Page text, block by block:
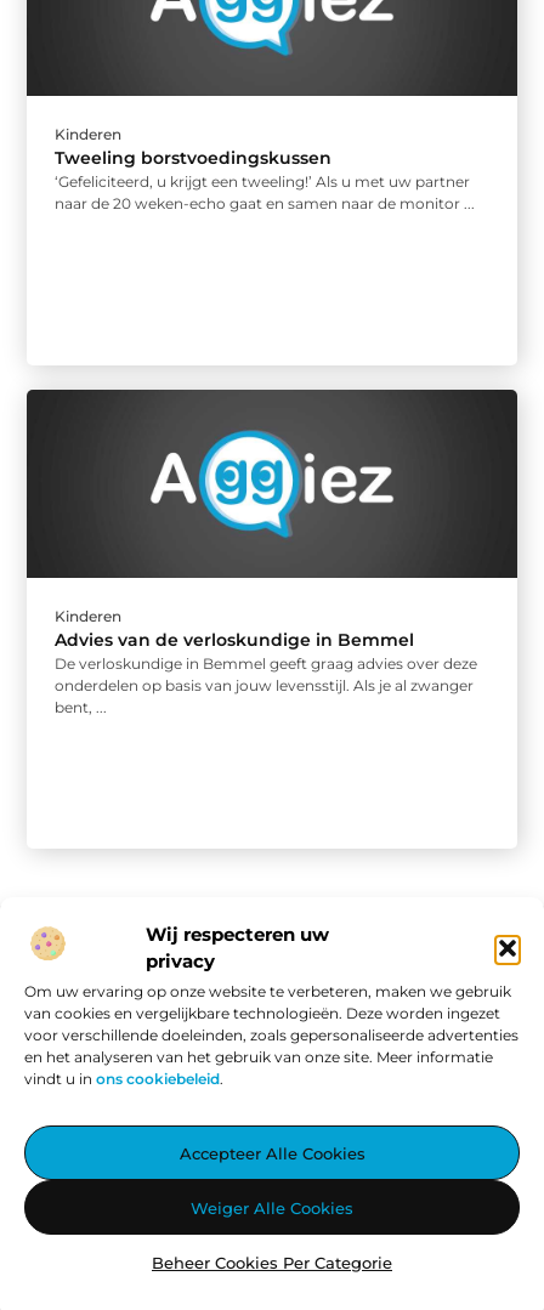
Wij respecteren uw
privacy
Om uw ervaring op onze website te verbeteren, maken we gebruik
van cookies en vergelijkbare technologieën. Deze worden ingezet
voor verschillende doeleinden, zoals gepersonaliseerde advertenties
en het analyseren van het gebruik van onze site. Meer informatie
vindt u in ons cookiebeleid.
Accepteer Alle Cookies
Weiger Alle Cookies
Beheer Cookies Per Categorie
Kinderen
Tweeling borstvoedingskussen
‘Gefeliciteerd, u krijgt een tweeling!’ Als u met uw partner
naar de 20 weken-echo gaat en samen naar de monitor ...
Kinderen
Advies van de verloskundige in Bemmel
De verloskundige in Bemmel geeft graag advies over deze
onderdelen op basis van jouw levensstijl. Als je al zwanger
bent, ...
Aggiez.nl – Altijd Iets Interessants te Lezen.
Ontdek een wereld vol inspirerende blogs en artikelen, zorgvuldig
geselecteerd om jouw dag te verrijken.
Onze informatie